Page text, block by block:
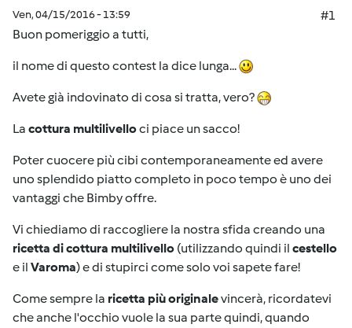
Ven, 04/15/2016 - 13:59
#1
Buon pomeriggio a tutti,
il nome di questo contest la dice lunga...
Avete già indovinato di cosa si tratta, vero?
La cottura multilivelloci piace un sacco!
Poter cuocere più cibi contemporaneamente ed avere
uno splendido piatto completo in poco tempo è uno dei
vantaggi che Bimby offre.
Vi chiediamo di raccogliere la nostra sfida creando una
ricetta di cottura multilivello (utilizzando quindi il cestello
e il Varoma) e di stupirci come solo voi sapete fare!
Come sempre la ricetta più originalevincerà, ricordatevi
che anche l'occhio vuole la sua parte quindi, quando